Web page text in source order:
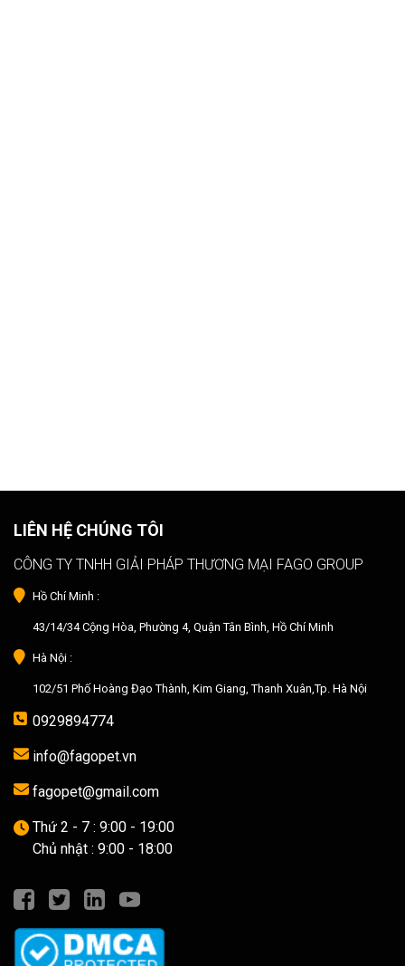
LIÊN HỆ CHÚNG TÔI
CÔNG TY TNHH GIẢI PHÁP THƯƠNG MẠI FAGO GROUP
Hồ Chí Minh :
43/14/34 Cộng Hòa, Phường 4, Quận Tân Bình, Hồ Chí Minh
Hà Nội :
102/51 Phố Hoàng Đạo Thành, Kim Giang, Thanh Xuân,Tp. Hà Nội
0929894774
info@fagopet.vn
fagopet@gmail.com
Thứ 2 - 7 : 9:00 - 19:00
Chủ nhật : 9:00 - 18:00